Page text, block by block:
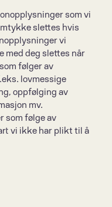
som vi
slettes hvis
vi
med deg slettes når
følger av
lovmessige
oppfølging av
mv.
som følge av
vi ikke har plikt til å